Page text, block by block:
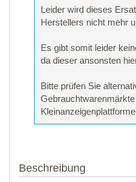
Leider wird dieses
Herstellers nicht mehr
Es gibt somit leider
da dieser ansonsten
Bitte prüfen Sie
Beschreibung